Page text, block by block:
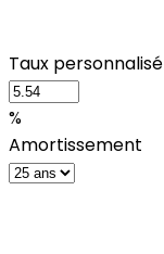
Taux personnalisé
%
Amortissement